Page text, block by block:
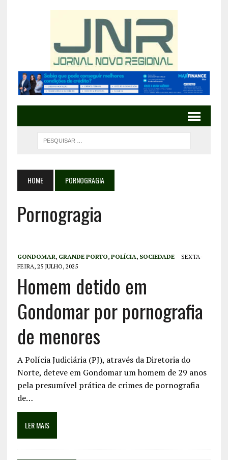
HOME PORNOGRAGIA
Pornogragia
GONDOMAR, GRANDE PORTO, POLÍCIA, SOCIEDADE
SEXTA-
FEIRA, 25 JULHO, 2025
Homem detido em
Gondomar por pornografia
de menores
A Polícia Judiciária (PJ), através da Diretoria do
Norte, deteve em Gondomar um homem de 29 anos
pela presumível prática de crimes de pornografia
de…
LER MAIS